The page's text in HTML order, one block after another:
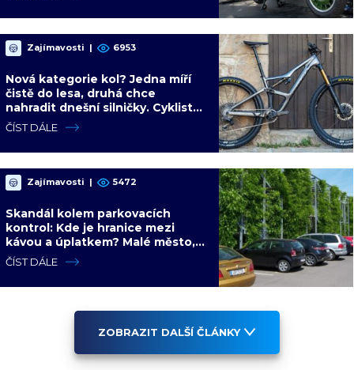
Zajímavosti | 6953
Nová kategorie kol? Jedna míří
čistě do lesa, druhá chce
nahradit dnešní silničky. Cyklisté
mají rozporuplné názory
ČÍST DÁLE
Zajímavosti | 5472
Skandál kolem parkovacích
kontrol: Kde je hranice mezi
kávou a úplatkem? Malé město,
malá výhoda, velký problém
ČÍST DÁLE
ZOBRAZIT DALŠÍ ČLÁNKY